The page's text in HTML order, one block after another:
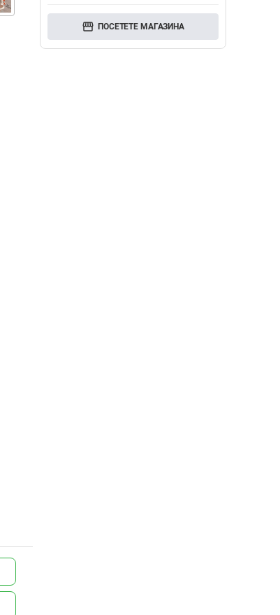
storefront ПОСЕТЕТЕ МАГАЗИНА